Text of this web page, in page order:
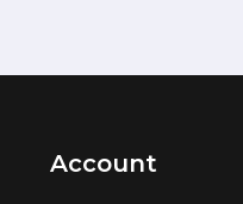
Account